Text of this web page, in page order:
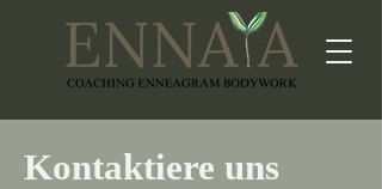
Kontaktiere uns